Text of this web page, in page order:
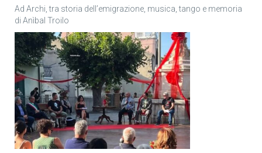
Ad Archi, tra storia dell’emigrazione, musica, tango e memoria
di Anìbal Troilo